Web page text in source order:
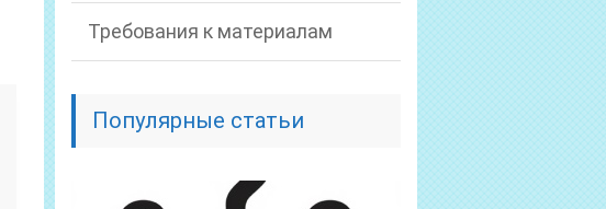
Требования к материалам
Популярные статьи